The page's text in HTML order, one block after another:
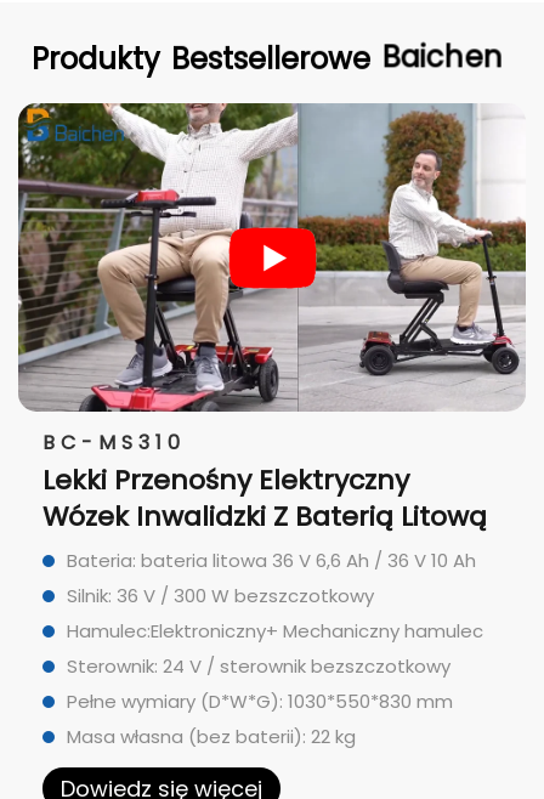
Produkty Bestsellerowe Baichen
BC-MS310
Lekki Przenośny Elektryczny
Wózek Inwalidzki Z Baterią Litową
Bateria: bateria litowa 36 V 6,6 Ah / 36 V 10 Ah
Silnik: 36 V / 300 W bezszczotkowy
Hamulec:Elektroniczny+ Mechaniczny hamulec
Sterownik: 24 V / sterownik bezszczotkowy
Pełne wymiary (D*W*G): 1030*550*830 mm
Masa własna (bez baterii): 22 kg
Dowiedz się więcej